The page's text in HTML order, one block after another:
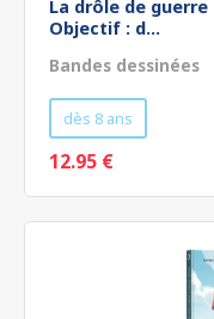
La drôle de
Objectif : d...
Bandes dessinées
dès 8 ans
12.95 €